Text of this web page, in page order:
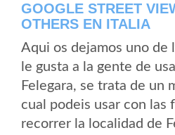
GOOGLE STREET
OTHERS EN ITALIA
Aqui os dejamos uno de
le gusta a la gente de
Felegara, se trata de un
cual podeis usar con las
recorrer la localidad de